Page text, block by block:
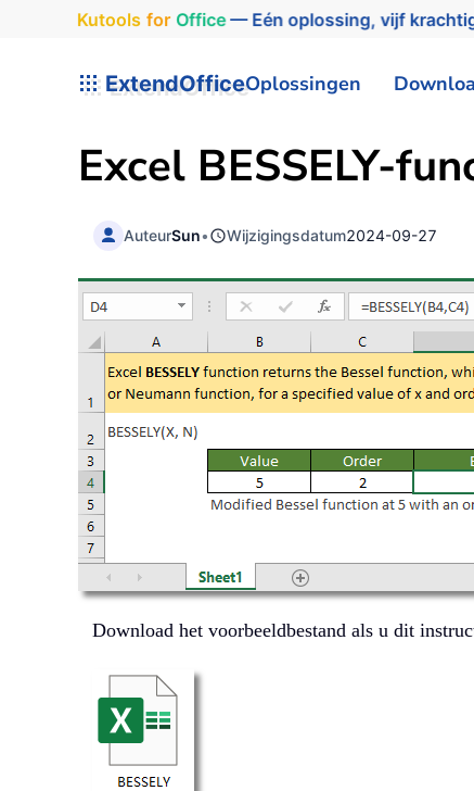
Kutools for Office— Eén oplossing, vijf
ExtendOfficeOplossingen
Excel BESSELY-
AuteurSun• Wijzigingsdatum2024-09-27
Download het voorbeeldbestand als u dit